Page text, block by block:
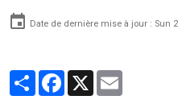
Date de dernière mise à jour : Sun
PartagerFacebook
X